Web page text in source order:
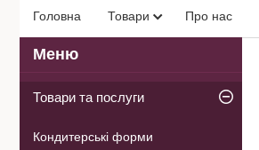
Головна Товари Про нас
Товари та послуги
Кондитерські форми